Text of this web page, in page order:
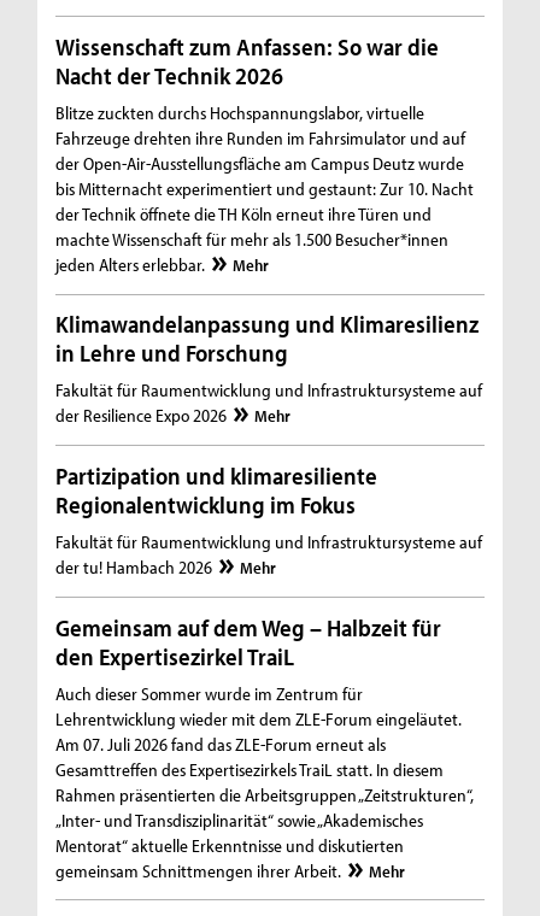
Wissenschaft zum Anfassen: So war die
Nacht der Technik 2026
Blitze zuckten durchs Hochspannungslabor, virtuelle
Fahrzeuge drehten ihre Runden im Fahrsimulator und auf
der Open-Air-Ausstellungsfläche am Campus Deutz wurde
bis Mitternacht experimentiert und gestaunt: Zur 10. Nacht
der Technik öffnete die TH Köln erneut ihre Türen und
machte Wissenschaft für mehr als 1.500 Besucher*innen
jeden Alters erlebbar.
Mehr
Klimawandelanpassung und Klimaresilienz
in Lehre und Forschung
Fakultät für Raumentwicklung und Infrastruktursysteme auf
der Resilience Expo 2026
Mehr
Partizipation und klimaresiliente
Regionalentwicklung im Fokus
Fakultät für Raumentwicklung und Infrastruktursysteme auf
der tu! Hambach 2026
Mehr
Gemeinsam auf dem Weg – Halbzeit für
den Expertisezirkel TraiL
Auch dieser Sommer wurde im Zentrum für
Lehrentwicklung wieder mit dem ZLE-Forum eingeläutet.
Am 07. Juli 2026 fand das ZLE-Forum erneut als
Gesamttreffen des Expertisezirkels TraiL statt. In diesem
Rahmen präsentierten die Arbeitsgruppen „Zeitstrukturen“,
„Inter- und Transdisziplinarität“ sowie „Akademisches
Mentorat“ aktuelle Erkenntnisse und diskutierten
gemeinsam Schnittmengen ihrer Arbeit.
Mehr